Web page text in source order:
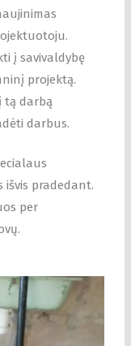
į savivaldybę
projektą.
tą darbą
darbus.
pradedant.
per